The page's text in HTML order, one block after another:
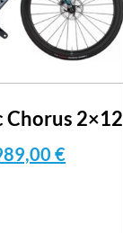
Chorus 2×12
€